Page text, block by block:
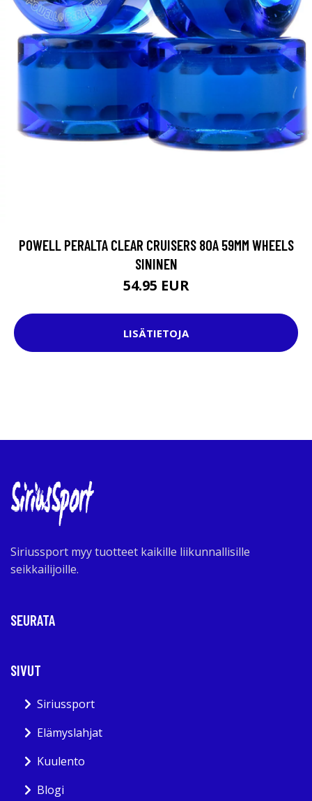
POWELL PERALTA CLEAR CRUISERS 80A 59MM WHEELS
SININEN
54.95 EUR
LISÄTIETOJA
Siriussport myy tuotteet kaikille liikunnallisille
seikkailijoille.
SEURATA
SIVUT
Siriussport
Elämyslahjat
Kuulento
Blogi